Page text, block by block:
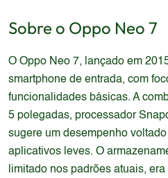
Sobre o Oppo Neo 7
O Oppo Neo 7, lançado em
smartphone de entrada, com
funcionalidades básicas. A
5 polegadas, processador
sugere um desempenho
aplicativos leves. O
limitado nos padrões atuais,